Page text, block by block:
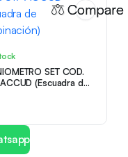
Compare
SET COD.
(Escuadra de